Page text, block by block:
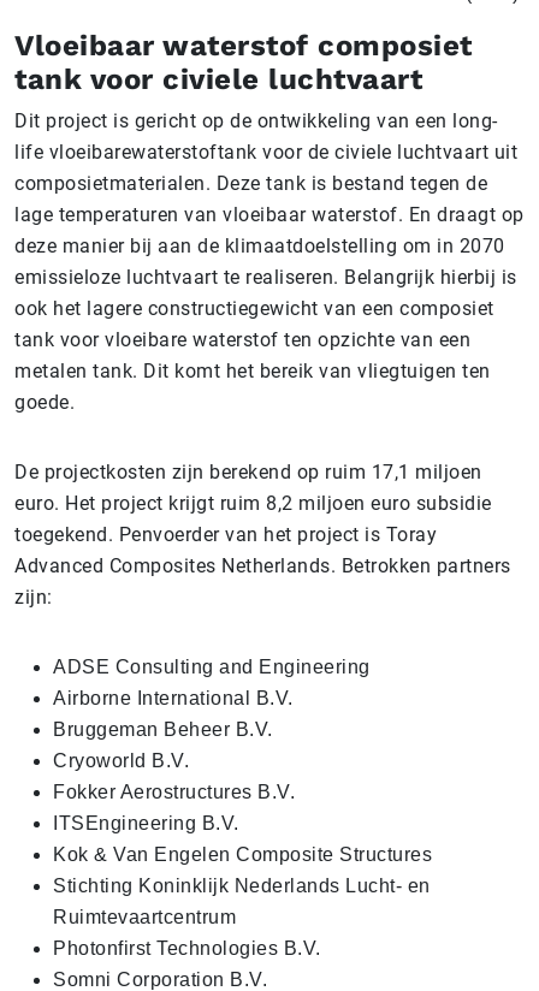
Vloeibaar waterstof composiet
tank voor civiele luchtvaart
Dit project is gericht op de ontwikkeling van een long-
life vloeibarewaterstoftank voor de civiele luchtvaart uit
composietmaterialen. Deze tank is bestand tegen de
lage temperaturen van vloeibaar waterstof. En draagt op
deze manier bij aan de klimaatdoelstelling om in 2070
emissieloze luchtvaart te realiseren. Belangrijk hierbij is
ook het lagere constructiegewicht van een composiet
tank voor vloeibare waterstof ten opzichte van een
metalen tank. Dit komt het bereik van vliegtuigen ten
goede.
De projectkosten zijn berekend op ruim 17,1 miljoen
euro. Het project krijgt ruim 8,2 miljoen euro subsidie
toegekend. Penvoerder van het project is Toray
Advanced Composites Netherlands. Betrokken partners
zijn:
ADSE Consulting and Engineering
Airborne International B.V.
Bruggeman Beheer B.V.
Cryoworld B.V.
Fokker Aerostructures B.V.
ITSEngineering B.V.
Kok & Van Engelen Composite Structures
Stichting Koninklijk Nederlands Lucht- en
Ruimtevaartcentrum
Photonfirst Technologies B.V.
Somni Corporation B.V.